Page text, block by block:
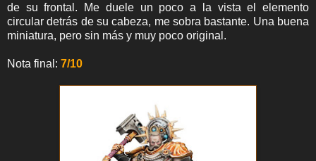
de su frontal. Me duele un poco a la vista el elemento
circular detrás de su cabeza, me sobra bastante. Una buena
miniatura, pero sin más y muy poco original.
Nota final: 7/10